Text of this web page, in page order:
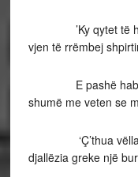
’Ky qytet të ha
vjen të rrëmbej
E pashë
shumë me veten se
‘Ç’thua vëlla,
djallëzia greke një